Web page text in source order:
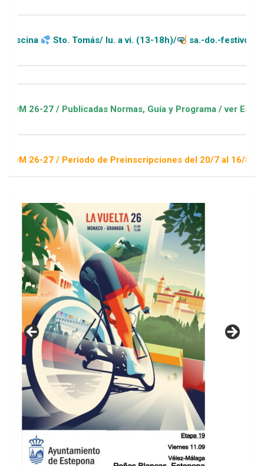
Sto. Tomás/ lu. a vi. (13-18h)/ sa.-do.-festivos (11-20h)
/ Publicadas Normas, Guía y Programa / ver Escuelas
/ Periodo de Preinscripciones del 20/7 al 16/8 / Sorteo 1 de
GUIA DE INSTALACIONES DEPORTIVAS